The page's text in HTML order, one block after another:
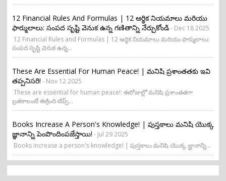
12 Financial Rules And Formulas | 12 ఆర్థిక నియమాలు మరియు
ఫార్ములాలు: సంపద సృష్టి వెనుక ఉన్న గణితాన్ని నేర్చుకోండి- Dec 18 2025
12 Financial Rules and Formulas | 12 ఆర్థిక నియమాలు మరియు ఫార్ములాలు:
సంపద సృష్టి వెనుక ఉన్న...
These Are Essential For Human Peace! | మనిషి ప్రశాంతతకు ఇవి
తప్పనిసరి! - Nov 12 2025
These are essential for human peace!: ఈరోజుల్లో మనిషి ప్రశాంతతగా
బ్రతకాలంటే ఈక్రింది టిప్స్...
Books Increase A Person's Knowledge! | పుస్తకాలు మనిషి యొక్క
జ్ఞానాన్ని పెంపొందింపజేస్తాయి! - Jul 29 2025
Books increase a person's knowledge! | పుస్తకాలు మనిషి యొక్క జ్ఞానాన్ని...